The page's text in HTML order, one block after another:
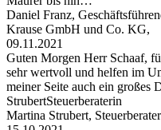
Daniel Franz,
Krause GmbH und Co. KG,
09.11.2021
Guten Morgen Herr Schaaf,
sehr wertvoll und helfen im
meiner Seite auch ein großes
StrubertSteuerberaterin
Martina Strubert,